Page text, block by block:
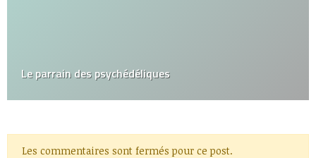
Le parrain des psychédéliques
Les commentaires sont fermés pour ce post.